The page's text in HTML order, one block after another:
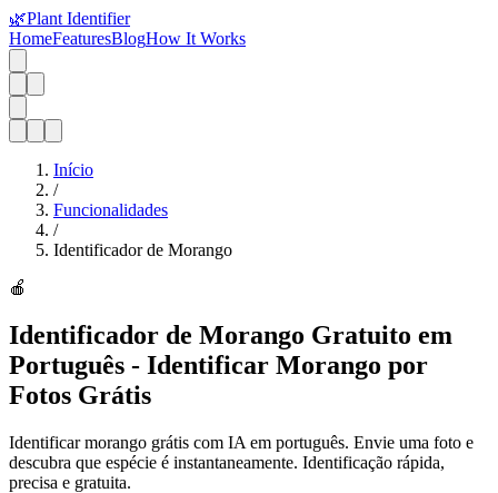
🌿Plant Identifier
HomeFeaturesBlogHow It Works
Início
/
Funcionalidades
/
Identificador de Morango
🍎
Identificador de Morango Gratuito em
Português - Identificar Morango por
Fotos Grátis
Identificar morango grátis com IA em português. Envie uma foto e
descubra que espécie é instantaneamente. Identificação rápida,
precisa e gratuita.